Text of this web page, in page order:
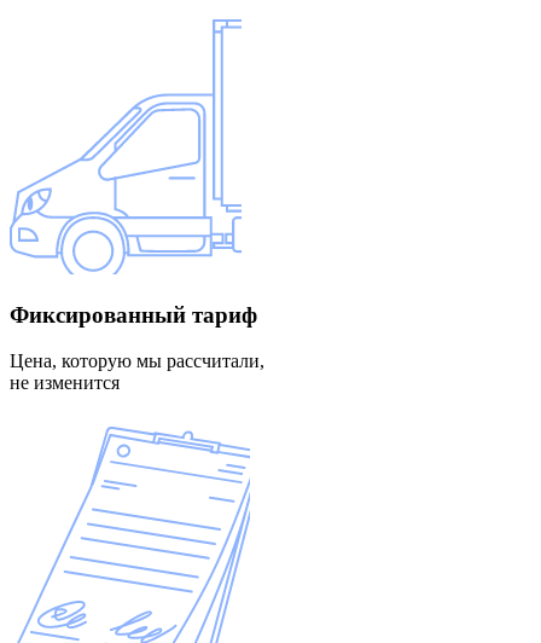
Фиксированный тариф
Цена, которую мы рассчитали,
не изменится